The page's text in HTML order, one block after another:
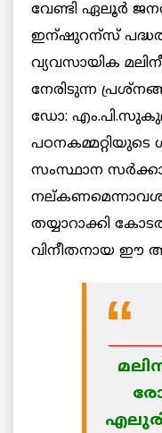
വേണ്ടി ഏലൂര്‍
ഇന്ഷുറന്സ്
വ്യവസായിക
നേരിടുന്ന
ഡോ:
പഠനകമ്മറ്റിയുടെ
സംസ്ഥാന
തയ്യാറാക്കി
വിനീതനായ ഈ